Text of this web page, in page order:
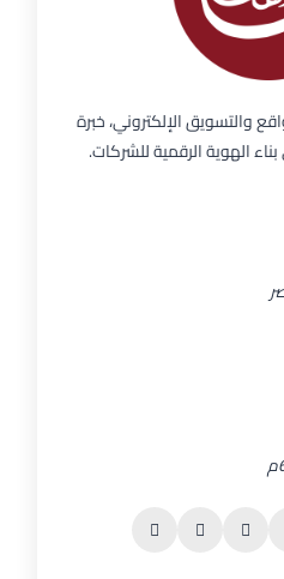
والتسويق الإلكتروني، خبرة